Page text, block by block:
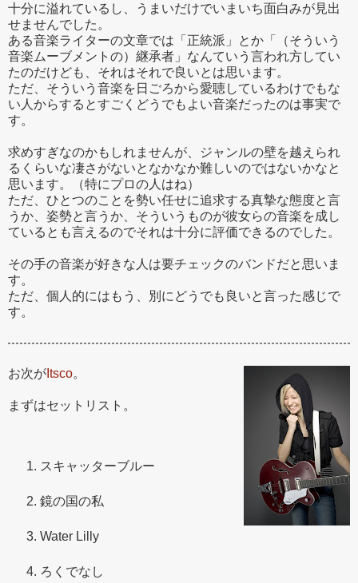
十分に溢れているし、うまいだけでいまいち面白みが見出
せませんでした。
ある音楽ライターの文章では「正統派」とか「（そういう
音楽ムーブメントの）継承者」なんていう言われ方してい
たのだけども、それはそれで良いとは思います。
ただ、そういう音楽を日ごろから愛聴しているわけでもな
い人からするとすごくどうでもよい音楽だったのは事実で
す。
求めすぎなのかもしれませんが、ジャンルの壁を越えられ
るくらいな凄さがないとなかなか難しいのではないかなと
思います。（特にプロの人はね）
ただ、ひとつのことを勢い任せに追求する真摯な態度と言
うか、姿勢と言うか、そういうものが彼女らの音楽を成し
ているとも言えるのでそれは十分に評価できるのでした。
その手の音楽が好きな人は要チェックのバンドだと思いま
す。
ただ、個人的にはもう、別にどうでも良いと言った感じで
す。
お次が Itsco。
まずはセットリスト。
スキャッターブルー
鏡の国の私
Water Lilly
ろくでなし